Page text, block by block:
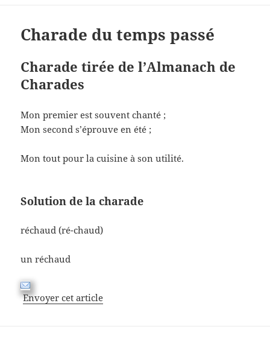
Charade du temps passé
Charade tirée de l’Almanach de
Charades
Mon premier est souvent chanté ;
Mon second s’éprouve en été ;
Mon tout pour la cuisine à son utilité.
Solution de la charade
réchaud (ré-chaud)
un réchaud
Envoyer cet article